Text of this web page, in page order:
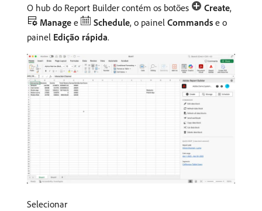
O hub do Report Builder contém os botões Create,
Manage e Schedule, o painel Commands e o
painel Edição rápida.
Selecionar